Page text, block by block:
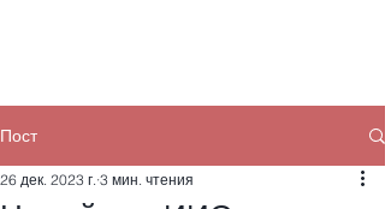
Пост
26 дек. 2023 г. 3 мин. чтения